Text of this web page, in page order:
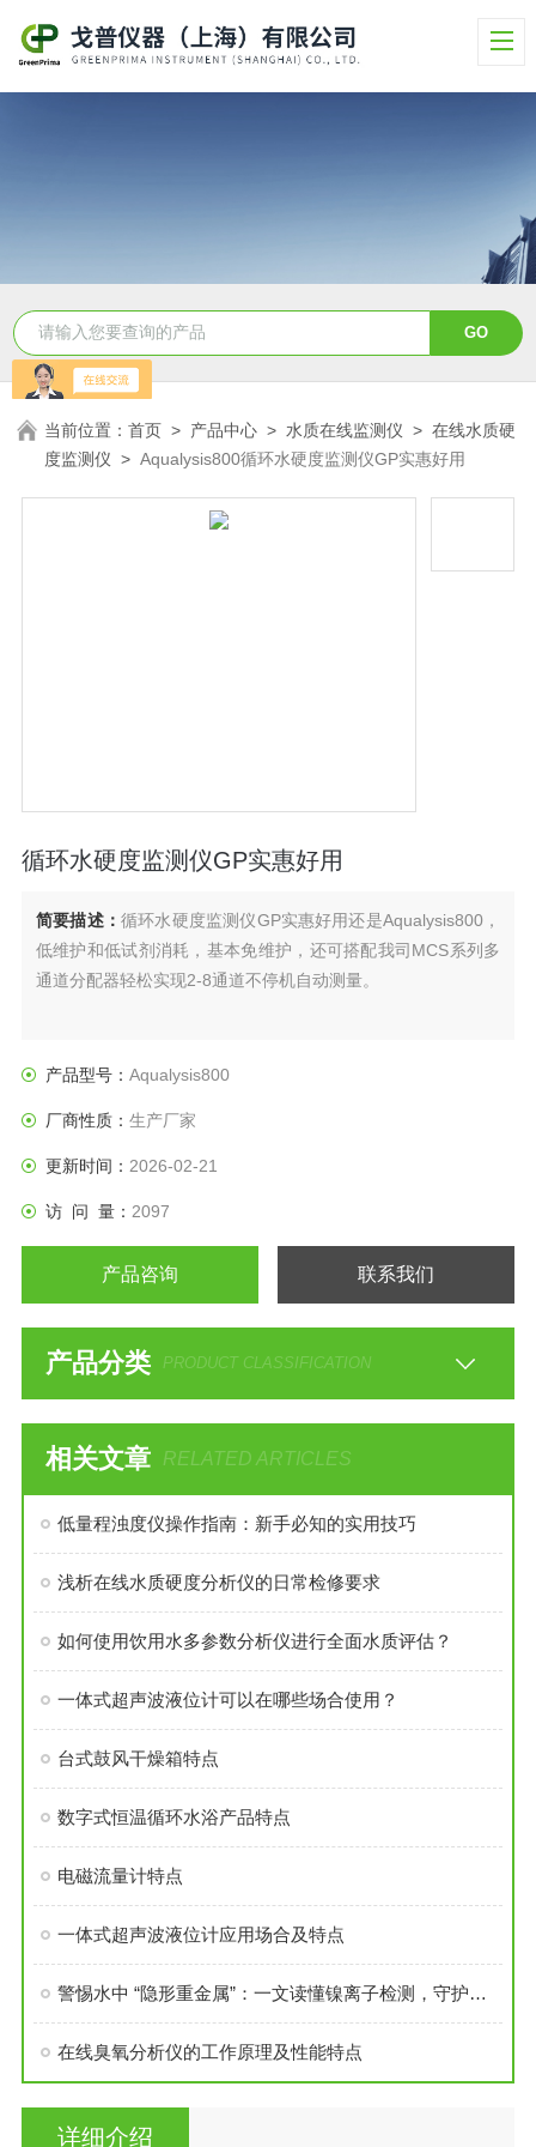
当前位置：首页 > 产品中心 > 水质在线监测仪 >在线水质硬
度监测仪 >Aqualysis800循环水硬度监测仪GP实惠好用
循环水硬度监测仪GP实惠好用
简要描述： 循环水硬度监测仪GP实惠好用还是Aqualysis800，
低维护和低试剂消耗，基本免维护，还可搭配我司MCS系列多
通道分配器轻松实现2-8通道不停机自动测量。
产品型号： Aqualysis800
厂商性质： 生产厂家
更新时间： 2026-02-21
访 问 量： 2097
产品咨询 联系我们
产品分类 PRODUCT CLASSIFICATION
相关文章 RELATED ARTICLES
低量程浊度仪操作指南：新手必知的实用技巧
浅析在线水质硬度分析仪的日常检修要求
如何使用饮用水多参数分析仪进行全面水质评估？
一体式超声波液位计可以在哪些场合使用？
台式鼓风干燥箱特点
数字式恒温循环水浴产品特点
电磁流量计特点
一体式超声波液位计应用场合及特点
警惕水中 “隐形重金属”：一文读懂镍离子检测，守护饮水与生态安全！
在线臭氧分析仪的工作原理及性能特点
详细介绍